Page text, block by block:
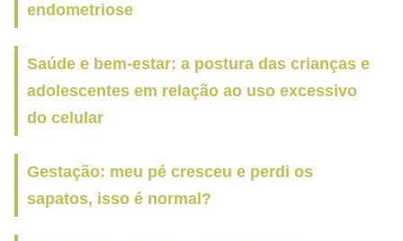
endometriose
Saúde e bem-estar: a postura das crianças e
adolescentes em relação ao uso excessivo
do celular
Gestação: meu pé cresceu e perdi os
sapatos, isso é normal?